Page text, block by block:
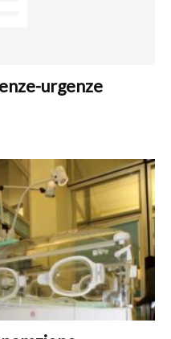
urgenze